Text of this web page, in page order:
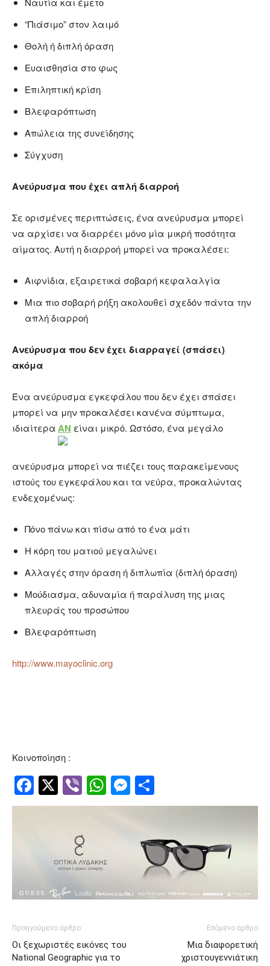
“Πιάσιμο” στον λαιμό
Θολή ή διπλή όραση
Ευαισθησία στο φως
Επιληπτική κρίση
Βλεφαρόπτωση
Απώλεια της συνείδησης
Σύγχυση
Ανεύρυσμα που έχει απλή διαρροή
Σε ορισμένες περιπτώσεις, ένα ανεύρυσμα μπορεί
να αρχίσει να διαρρέει μόνο μία μικρή ποσότητα
αίματος. Αυτή η διαρροή μπορεί να προκαλέσει:
Αιφνίδια, εξαιρετικά σοβαρή κεφαλαλγία
Μια πιο σοβαρή ρήξη ακολουθεί σχεδόν πάντα την
απλή διαρροή
Ανεύρυσμα που δεν έχει διαρραγεί (σπάσει)
ακόμα
Ένα ανεύρυσμα εγκεφάλου που δεν έχει σπάσει
μπορεί να μην προκαλέσει κανένα σύμπτωμα,
ιδιαίτεραΑΝ είναι μικρό. Ωστόσο, ένα μεγάλο
ανεύρυσμα μπορεί να πιέζει τους παρακείμενους
ιστούς του εγκεφάλου και τα νεύρα, προκαλώντας
ενδεχομένως:
Πόνο πάνω και πίσω από το ένα μάτι
Η κόρη του ματιού μεγαλώνει
Αλλαγές στην όραση ή διπλωπία (διπλή όραση)
Μούδιασμα, αδυναμία ή παράλυση της μιας
πλευράς του προσώπου
Βλεφαρόπτωση
http://www.mayoclinic.org
Κοινοποίηση :
Facebook
Twitter
ViberWhatsApp
Messenger
Προηγούμενο άρθρο
Οι ξεχωριστές εικόνες του
National Geographic για το
Επόμενο άρθρο
Μια διαφορετική
χριστουγεννιάτικη